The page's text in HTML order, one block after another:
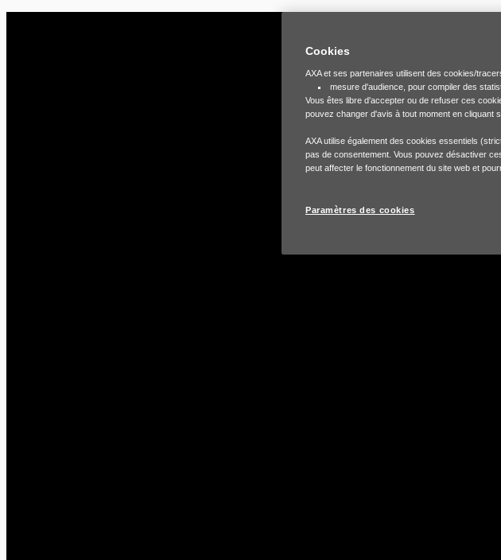
Cookies
AXA et ses partenaires utilisent des cookies/
mesure d'audience, pour compiler des
Vous êtes libre d'accepter ou de refuser ces
pouvez changer d'avis à tout moment en cliquant
AXA utilise également des cookies essentiels
pas de consentement. Vous pouvez désactiver
peut affecter le fonctionnement du site web et
Paramètres des cookies